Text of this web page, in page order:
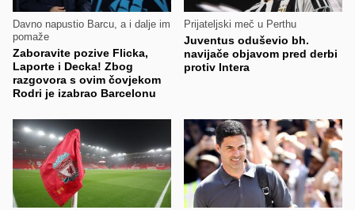
Davno napustio Barcu, a i dalje im
pomaže
Zaboravite pozive Flicka,
Laporte i Decka! Zbog
razgovora s ovim čovjekom
Rodri je izabrao Barcelonu
Prijateljski meč u Perthu
Juventus oduševio bh.
navijače objavom pred derbi
protiv Intera